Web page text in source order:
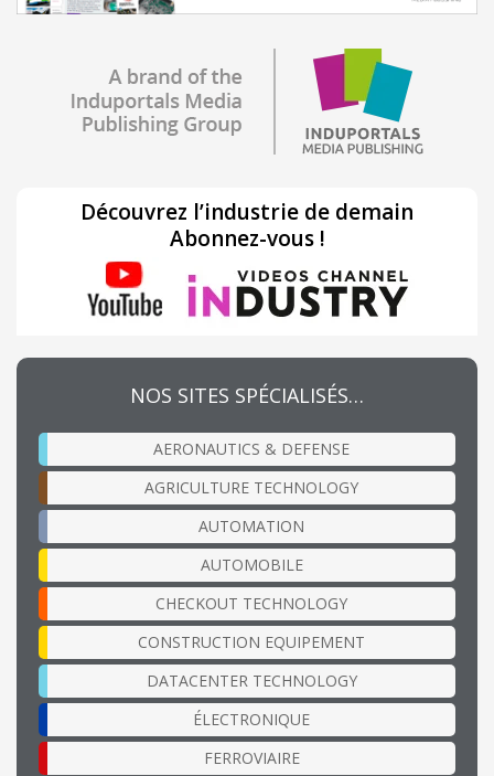
Découvrez l’industrie de demain
Abonnez-vous !
NOS SITES SPÉCIALISÉS…
AERONAUTICS & DEFENSE
AGRICULTURE TECHNOLOGY
AUTOMATION
AUTOMOBILE
CHECKOUT TECHNOLOGY
CONSTRUCTION EQUIPEMENT
DATACENTER TECHNOLOGY
ÉLECTRONIQUE
FERROVIAIRE